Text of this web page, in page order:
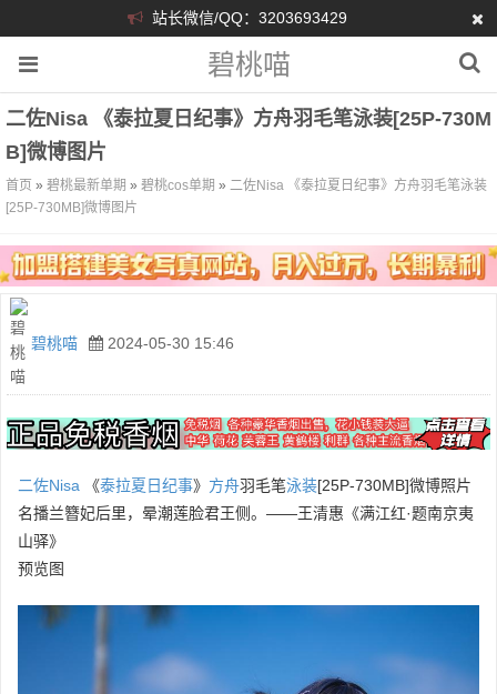
站长微信/QQ：3203693429
碧桃喵
二佐Nisa 《泰拉夏日纪事》方舟羽毛笔泳装[25P-730M
B]微博图片
首页 » 碧桃最新单期 » 碧桃cos单期 » 二佐Nisa 《泰拉夏日纪事》方舟羽毛笔泳装
[25P-730MB]微博图片
碧桃喵 2024-05-30 15:46
二佐Nisa 《泰拉夏日纪事》 方舟羽毛笔泳装[25P-730MB]微博照片
名播兰簪妃后里，晕潮莲脸君王侧。——王清惠《满江红·题南京夷
山驿》
预览图